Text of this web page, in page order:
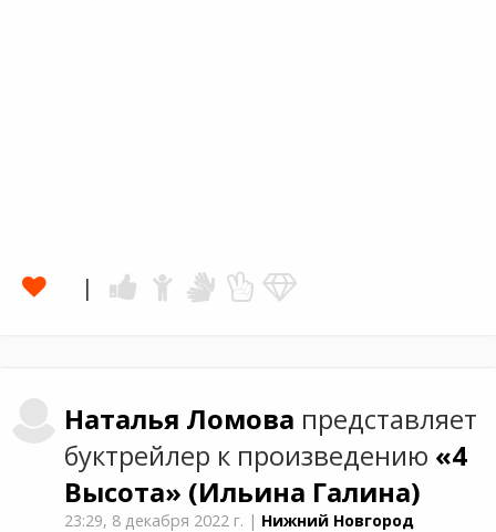
Наталья Ломова представляет
буктрейлер к произведению «4
Высота» (Ильина Галина)
23:29, 8 декабря 2022 г. | Нижний Новгород